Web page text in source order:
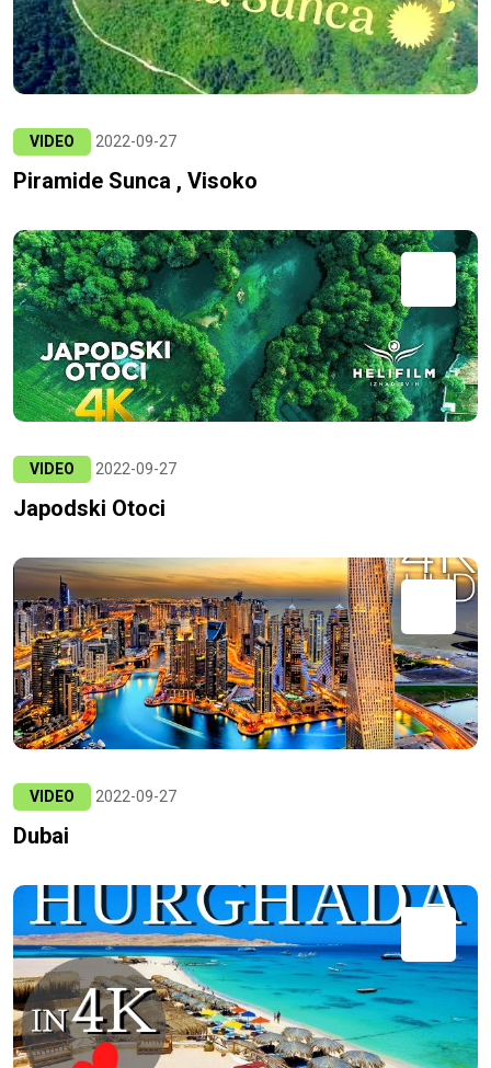
VIDEO 2022-09-27
Piramide Sunca , Visoko
VIDEO 2022-09-27
Japodski Otoci
VIDEO 2022-09-27
Dubai